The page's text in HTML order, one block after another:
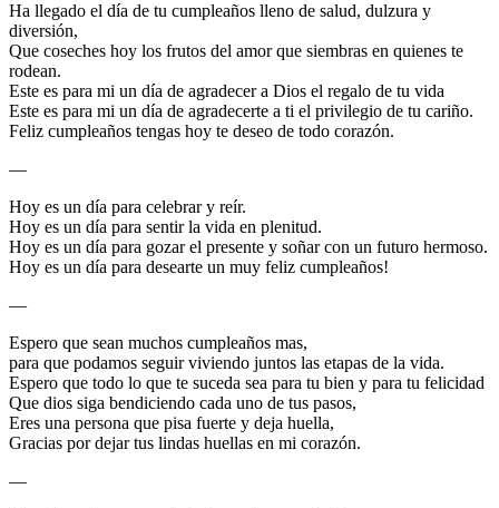
Ha llegado el día de tu cumpleaños lleno de salud, dulzura y
diversión,
Que coseches hoy los frutos del amor que siembras en quienes te
rodean.
Este es para mi un día de agradecer a Dios el regalo de tu vida
Este es para mi un día de agradecerte a ti el privilegio de tu cariño.
Feliz cumpleaños tengas hoy te deseo de todo corazón.
—
Hoy es un día para celebrar y reír.
Hoy es un día para sentir la vida en plenitud.
Hoy es un día para gozar el presente y soñar con un futuro hermoso.
Hoy es un día para desearte un muy feliz cumpleaños!
—
Espero que sean muchos cumpleaños mas,
para que podamos seguir viviendo juntos las etapas de la vida.
Espero que todo lo que te suceda sea para tu bien y para tu felicidad
Que dios siga bendiciendo cada uno de tus pasos,
Eres una persona que pisa fuerte y deja huella,
Gracias por dejar tus lindas huellas en mi corazón.
—